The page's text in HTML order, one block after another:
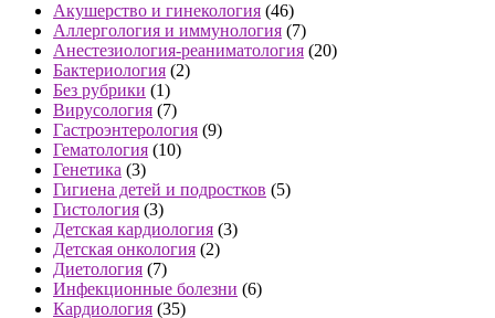
Акушерство и гинекология (46)
Аллергология и иммунология (7)
Анестезиология-реаниматология (20)
Бактериология (2)
Без рубрики (1)
Вирусология (7)
Гастроэнтерология (9)
Гематология (10)
Генетика (3)
Гигиена детей и подростков (5)
Гистология (3)
Детская кардиология (3)
Детская онкология (2)
Диетология (7)
Инфекционные болезни (6)
Кардиология (35)